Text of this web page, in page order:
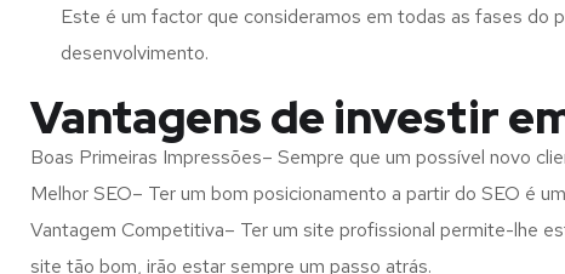
Este é um factor que consideramos em todas as fases do
desenvolvimento.
Vantagens de investir
Boas Primeiras Impressões– Sempre que um possível novo
Melhor SEO– Ter um bom posicionamento a partir do SEO é
Vantagem Competitiva– Ter um site profissional permite-lhe
site tão bom, irão estar sempre um passo atrás.